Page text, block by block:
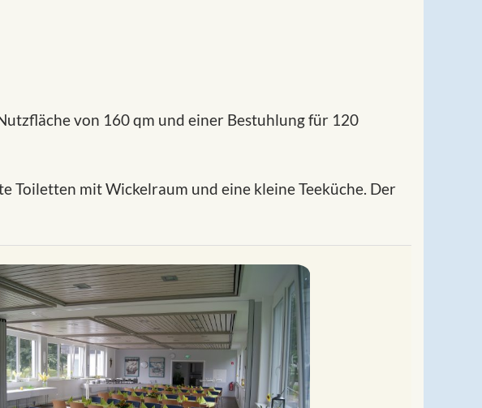
von 160 qm und einer Bestuhlung für 120
Toiletten mit Wickelraum und eine kleine Teeküche. Der